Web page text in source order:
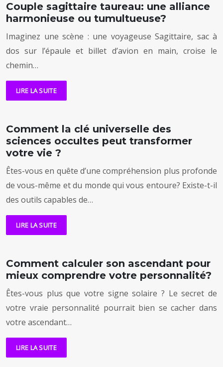
Couple sagittaire taureau: une alliance
harmonieuse ou tumultueuse?
Imaginez une scène : une voyageuse Sagittaire, sac à
dos sur l’épaule et billet d’avion en main, croise le
chemin…
LIRE LA SUITE
Comment la clé universelle des
sciences occultes peut transformer
votre vie ?
Êtes-vous en quête d’une compréhension plus profonde
de vous-même et du monde qui vous entoure? Existe-t-il
des outils capables de…
LIRE LA SUITE
Comment calculer son ascendant pour
mieux comprendre votre personnalité?
Êtes-vous plus que votre signe solaire ? Le secret de
votre vraie personnalité pourrait bien se cacher dans
votre ascendant…
LIRE LA SUITE